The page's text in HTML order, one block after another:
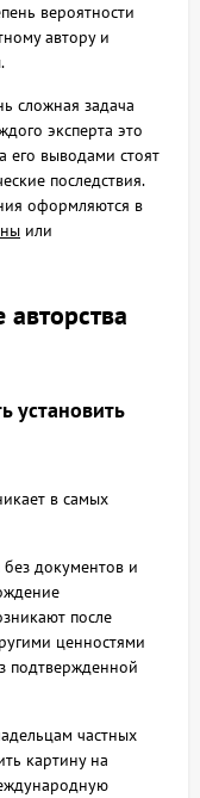
вероятности
автору и
сложная задача
эксперта это
его выводами стоят
последствия.
оформляются в
или
установить
в самых
документов и
после
ценностями
подтвержденной
частных
картину на